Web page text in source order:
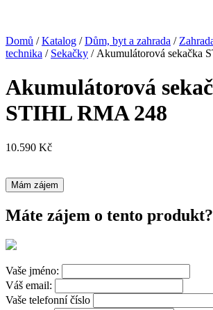
Domů /Katalog /Dům, byt a zahrada /
technika / Sekačky / Akumulátorová sekačka
Akumulátorová
STIHL RMA 248
10.590 Kč
Mám zájem
Máte zájem o tento produkt?
Vaše jméno:
Váš email:
Vaše telefonní číslo